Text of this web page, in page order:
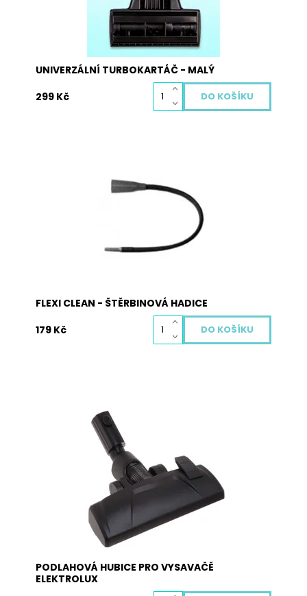
Skladem
4014
UNIVERZÁLNÍ TURBOKARTÁČ - MALÝ
299 Kč
hadice. Vnitřní průměr: 27 až 38 mm
Skladem
FLEXI CLEAN - ŠTĚRBINOVÁ HADICE
179 Kč
Univerzální podlahová hubice pro většinu
vysavačů Electrolux. Rozměr pro vsunutí trubky:
Skladem
4028
PODLAHOVÁ HUBICE PRO VYSAVAČĚ
ELEKTROLUX